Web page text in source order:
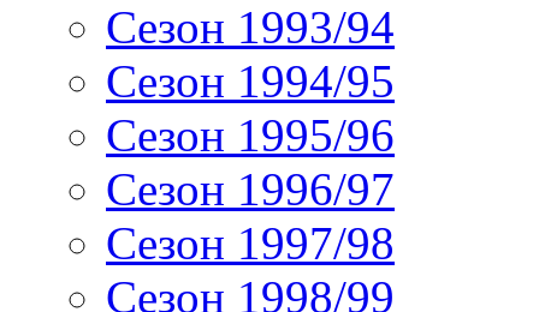
Сезон 1993/94
Сезон 1994/95
Сезон 1995/96
Сезон 1996/97
Сезон 1997/98
Сезон 1998/99